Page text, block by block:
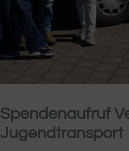
Spendenaufruf
Jugendtransport